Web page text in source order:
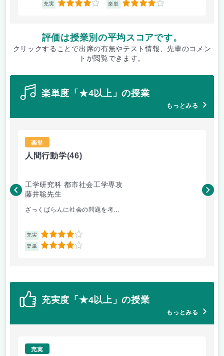
充実 4 楽単 4
評価は授業別の平均スコアです。
クリックすることで出席の有無やテスト情報、先輩のコメン
トが閲覧できます。
楽単度「★4以上」の授業
もっとみる
楽単
人間行動学(46)
工学研究科 都市社会工学専攻
藤井聡先生
ざっくばらんに社会の問題を考...
充実 4
楽単 4
藤
充実度「★4以上」の授業
もっとみる
充実